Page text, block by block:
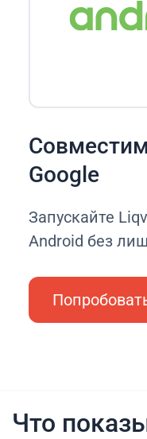
Google
Запускайте
Android без
Что